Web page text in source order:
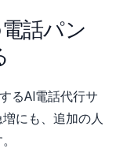
話パン
るAI電話代行サ
にも、追加の人